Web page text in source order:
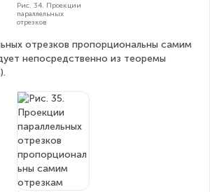
Рис. 34. Проекции
параллельных
отрезков
отрезков пропорциональны самим
непосредственно из теоремы